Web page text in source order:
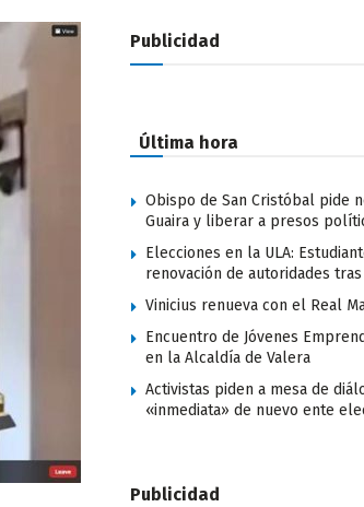
Publicidad
Última hora
Obispo de San Cristóbal pide
Guaira y liberar a presos
Elecciones en la ULA:
renovación de autoridades tras
Vinicius renueva con el Real
Encuentro de Jóvenes
en la Alcaldía de Valera
Activistas piden a mesa de
«inmediata» de nuevo ente
Publicidad